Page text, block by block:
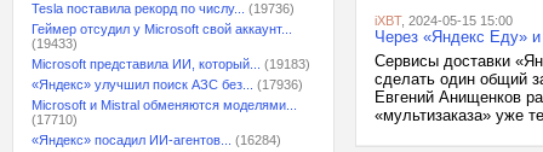
Tesla поставила рекорд по числу...
(19736)
Геймер отсудил у Microsoft свой аккаунт...
(19433)
Microsoft представила ИИ, который...
(19183)
«Яндекс» улучшил поиск АЗС без...
(17936)
Microsoft и Mistral обменяются моделями...
(17710)
«Яндекс» посадил ИИ-агентов...
(16284)
iXBT, 2024-05-15 15:00
Через «Яндекс Еду»
Сервисы доставки
сделать один общий
Евгений Анищенков
«мультизаказа» уже